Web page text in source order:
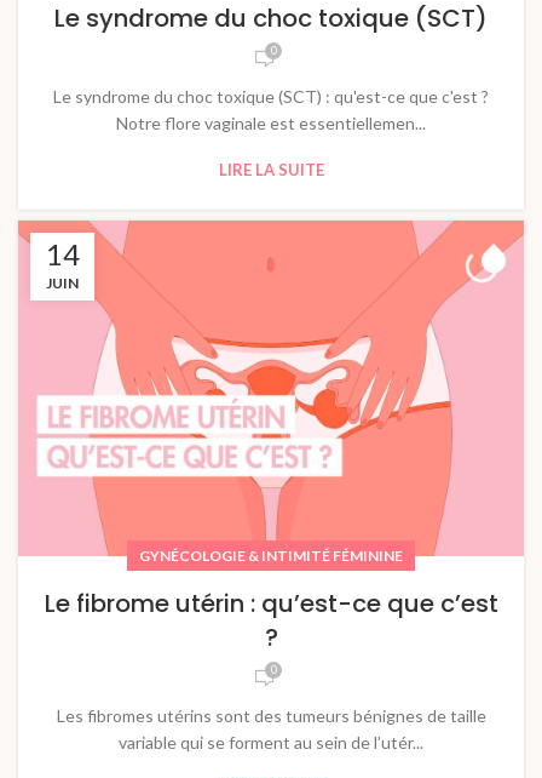
Le syndrome du choc toxique (SCT)
0
Le syndrome du choc toxique (SCT) : qu'est-ce que c'est ?
Notre flore vaginale est essentiellemen...
LIRE LA SUITE
14
JUIN
GYNÉCOLOGIE & INTIMITÉ FÉMININE
Le fibrome utérin : qu’est-ce que c’est
?
0
Les fibromes utérins sont des tumeurs bénignes de taille
variable qui se forment au sein de l’utér...